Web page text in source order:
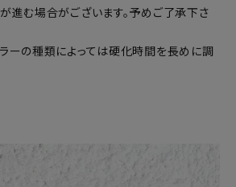
進む場合がございます。予めご了承下さ
ーの種類によっては硬化時間を長めに調